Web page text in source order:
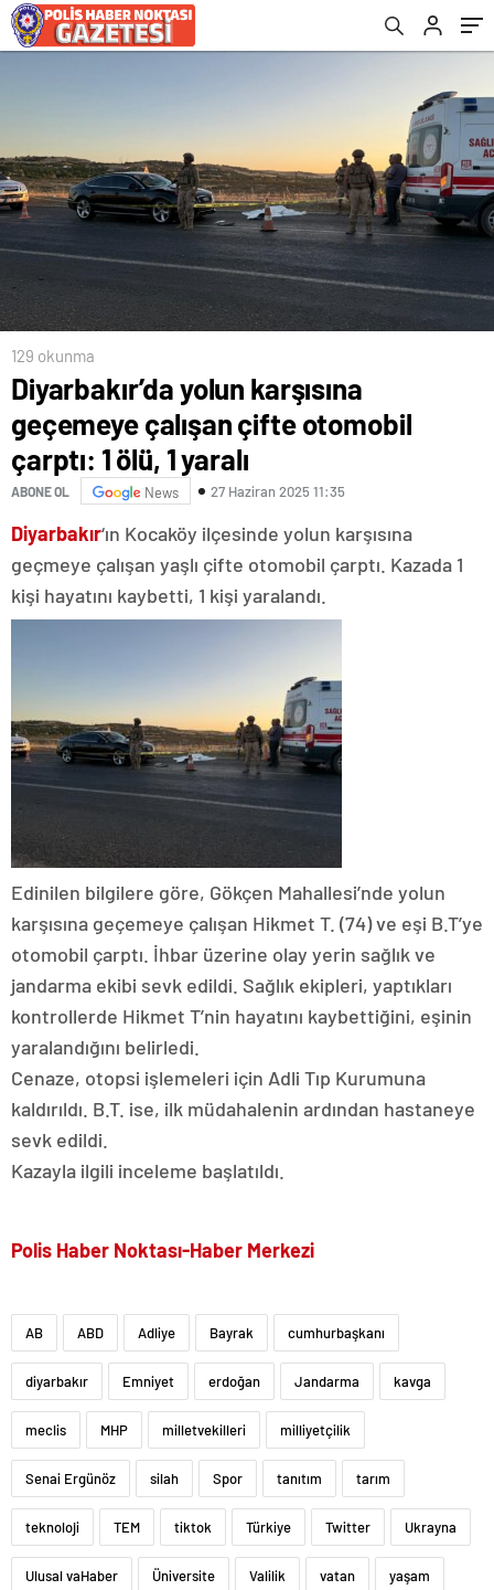
129 okunma
Diyarbakır’da yolun karşısına
geçemeye çalışan çifte otomobil
çarptı: 1 ölü, 1 yaralı
ABONE OL News 27 Haziran 2025 11:35
Diyarbakır‘ın Kocaköy ilçesinde yolun karşısına
geçmeye çalışan yaşlı çifte otomobil çarptı. Kazada 1
kişi hayatını kaybetti, 1 kişi yaralandı.
Edinilen bilgilere göre, Gökçen Mahallesi’nde yolun
karşısına geçemeye çalışan Hikmet T. (74) ve eşi B.T’ye
otomobil çarptı. İhbar üzerine olay yerin sağlık ve
jandarma ekibi sevk edildi. Sağlık ekipleri, yaptıkları
kontrollerde Hikmet T’nin hayatını kaybettiğini, eşinin
yaralandığını belirledi.
Cenaze, otopsi işlemeleri için Adli Tıp Kurumuna
kaldırıldı. B.T. ise, ilk müdahalenin ardından hastaneye
sevk edildi.
Kazayla ilgili inceleme başlatıldı.
Polis Haber Noktası-Haber Merkezi
AB ABD Adliye Bayrak cumhurbaşkanı
diyarbakır Emniyet erdoğan Jandarma kavga
meclis MHP milletvekilleri milliyetçilik
Senai Ergünöz silah Spor tanıtım tarım
teknoloji TEM tiktok Türkiye Twitter Ukrayna
Ulusal vaHaber Üniversite Valilik vatan yaşam